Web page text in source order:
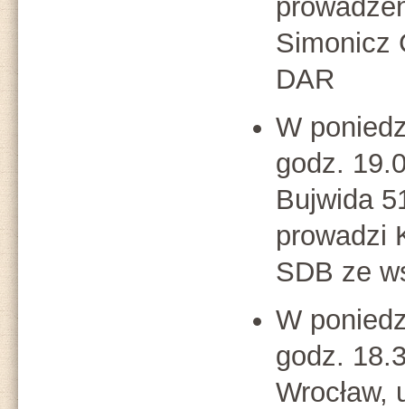
Simonicz
DAR
W
godz.
Bujwida
prowadzi
SDB ze
W
godz.